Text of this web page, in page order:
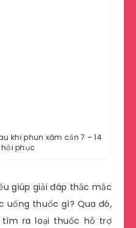
khi phun xăm cần 7 – 14
phục
giúp giải đáp thắc mắc
uống thuốc gì? Qua đó,
ra loại thuốc hỗ trợ